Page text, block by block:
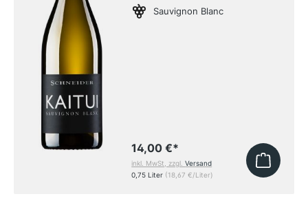
Sauvignon Blanc
14,00 €*
inkl. MwSt, zzgl.Versand
0,75 Liter (18,67 €/Liter)